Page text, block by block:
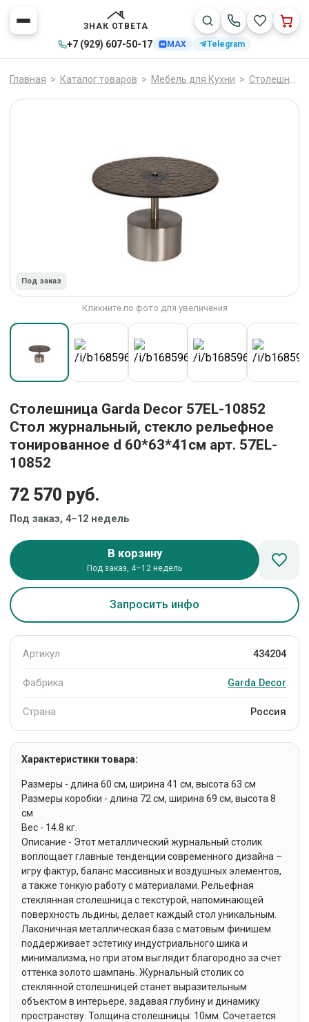
ЗНАК ОТВЕТА
+7 (929) 607-50-17 MAX Telegram
Главная > Каталог товаров > Мебель для Кухни > Столешницы
Под заказ
Кликните по фото для увеличения
Столешница Garda Decor 57EL-10852
Стол журнальный, стекло рельефное
тонированное d 60*63*41см арт. 57EL-
10852
72 570 руб.
Под заказ, 4–12 недель
В корзину
Под заказ, 4–12 недель
Запросить инфо
Артикул 434204
Фабрика Garda Decor
Страна Россия
Характеристики товара:
Размеры - длина 60 см, ширина 41 см, высота 63 см
Размеры коробки - длина 72 см, ширина 69 см, высота 8
см
Вес - 14.8 кг.
Описание - Этот металлический журнальный столик
воплощает главные тенденции современного дизайна –
игру фактур, баланс массивных и воздушных элементов,
а также тонкую работу с материалами. Рельефная
стеклянная столешница с текстурой, напоминающей
поверхность льдины, делает каждый стол уникальным.
Лаконичная металлическая база с матовым финишем
поддерживает эстетику индустриального шика и
минимализма, но при этом выглядит благородно за счет
оттенка золото шампань. Журнальный столик со
стеклянной столешницей станет выразительным
объектом в интерьере, задавая глубину и динамику
пространству. Толщина столешницы: 10мм. Сочетается